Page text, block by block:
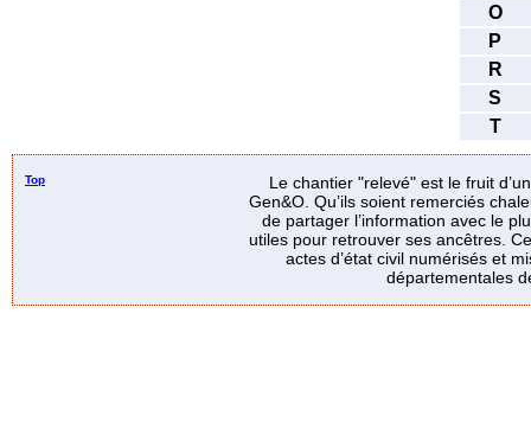
O
P
R
S
T
Top
Le chantier "relevé" est le fruit
Gen&O. Qu’ils soient remerciés
de partager l’information avec le
utiles pour retrouver ses ancêtres.
actes d’état civil numérisés et
départementales